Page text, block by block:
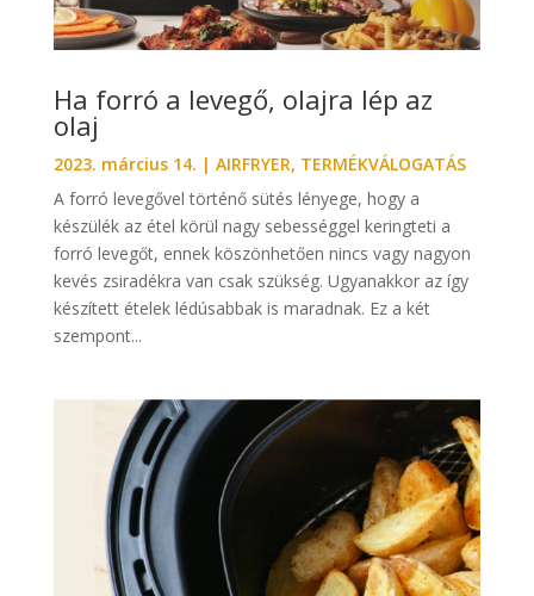
Ha forró a levegő, olajra lép az
olaj
2023. március 14. | AIRFRYER, TERMÉKVÁLOGATÁS
A forró levegővel történő sütés lényege, hogy a
készülék az étel körül nagy sebességgel keringteti a
forró levegőt, ennek köszönhetően nincs vagy nagyon
kevés zsiradékra van csak szükség. Ugyanakkor az így
készített ételek lédúsabbak is maradnak. Ez a két
szempont...